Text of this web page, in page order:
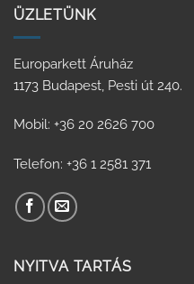
ÜZLETÜNK
Europarkett Áruház
1173 Budapest, Pesti út 240.
Mobil: +36 20 2626 700
Telefon: +36 1 2581 371
NYITVA TARTÁS